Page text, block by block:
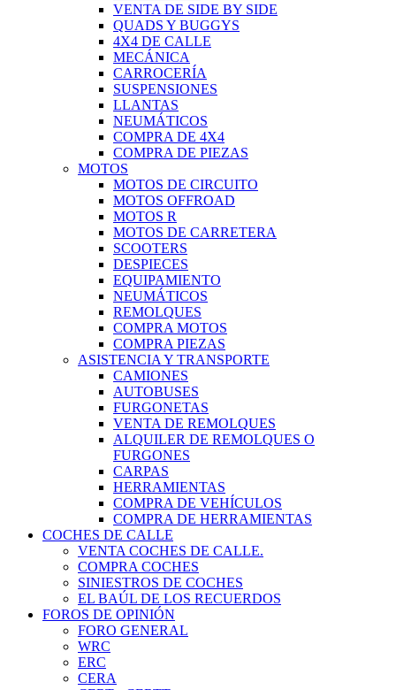
VENTA DE SIDE BY SIDE
QUADS Y BUGGYS
4X4 DE CALLE
MECÁNICA
CARROCERÍA
SUSPENSIONES
LLANTAS
NEUMÁTICOS
COMPRA DE 4X4
COMPRA DE PIEZAS
MOTOS
MOTOS DE CIRCUITO
MOTOS OFFROAD
MOTOS R
MOTOS DE CARRETERA
SCOOTERS
DESPIECES
EQUIPAMIENTO
NEUMÁTICOS
REMOLQUES
COMPRA MOTOS
COMPRA PIEZAS
ASISTENCIA Y TRANSPORTE
CAMIONES
AUTOBUSES
FURGONETAS
VENTA DE REMOLQUES
ALQUILER DE REMOLQUES O
FURGONES
CARPAS
HERRAMIENTAS
COMPRA DE VEHÍCULOS
COMPRA DE HERRAMIENTAS
COCHES DE CALLE
VENTA COCHES DE CALLE.
COMPRA COCHES
SINIESTROS DE COCHES
EL BAÚL DE LOS RECUERDOS
FOROS DE OPINIÓN
FORO GENERAL
WRC
ERC
CERA